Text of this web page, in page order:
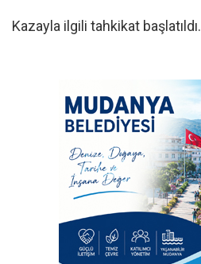
Kazayla ilgili tahkikat başlatıldı.